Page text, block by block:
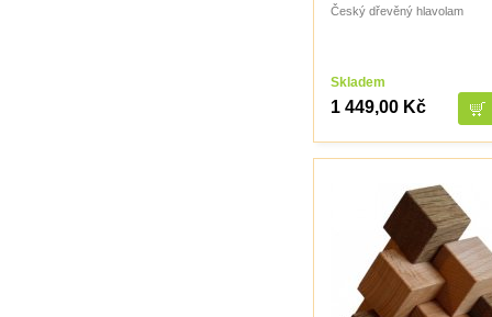
Český dřevěný hlavolam
Skladem
1 449,00 Kč